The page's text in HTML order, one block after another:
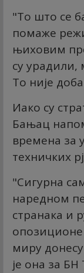
"То што се
помаже
њиховим
су урадили,
То није
Иако су
Бањац
времена за
техничких
"Сигурна
наредном
странака и
миру
је она за БН